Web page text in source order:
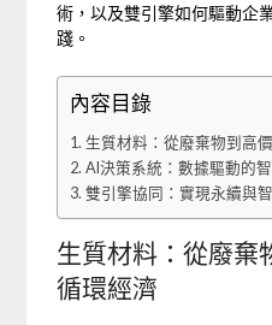
術，以及雙引擎如何驅動企
踐。
內容目錄
生質材料：從廢棄物到高
AI決策系統：數據驅動的
雙引擎協同：實現永續與
生質材料：從廢棄
循環經濟